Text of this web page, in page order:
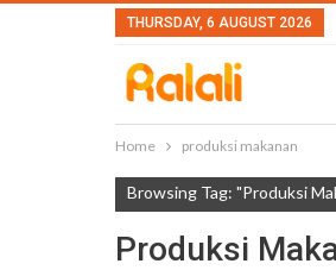
THURSDAY, 6 AUGUST 2026
Home produksi makanan
Browsing Tag: "produksi
Produksi